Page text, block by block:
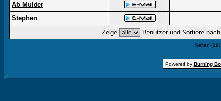
Ab Mulder
Stephen
Zeige
Benutzer und Sortiere
Seiten
Powered by Burning